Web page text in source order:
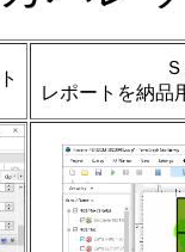
レポートを納品